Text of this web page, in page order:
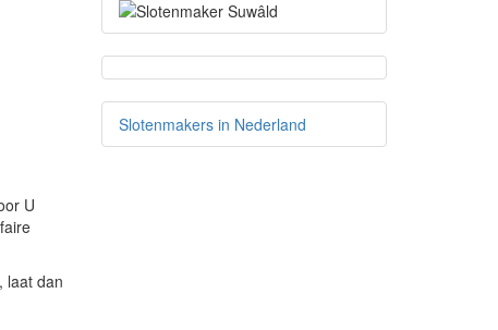
U
laat dan
Slotenmakers in Nederland